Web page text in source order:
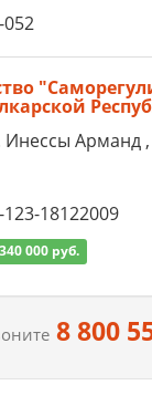
Инессы Арманд
18122009
000 руб.
8 800